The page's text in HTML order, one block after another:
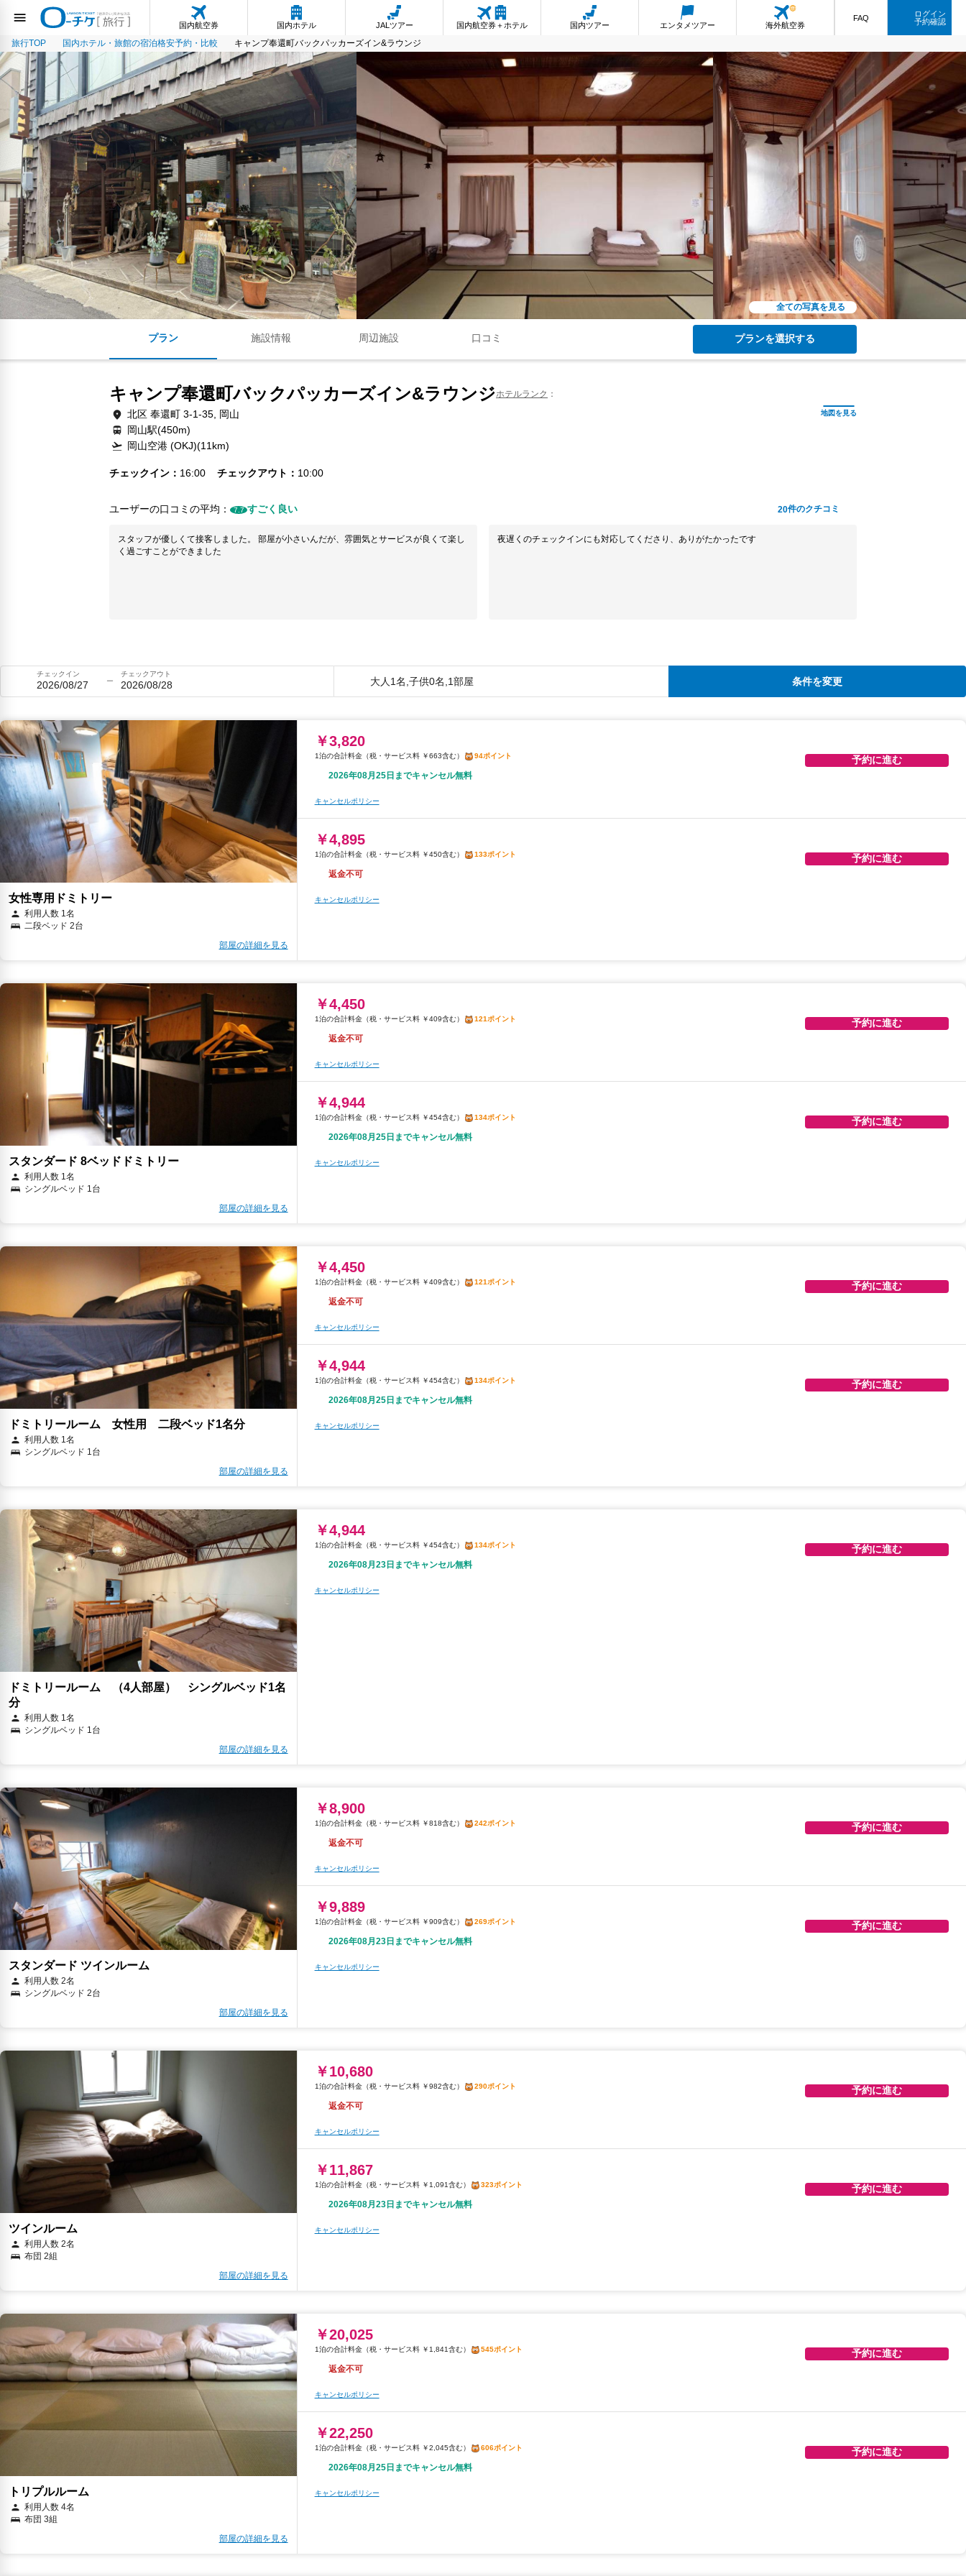
国内航空券 国内ホテル JALツアー 国内航空券＋ホテル 国内ツアー エンタメツアー 海外航空券
FAQ
ログイン
予約確認
旅行TOP 国内ホテル・旅館の宿泊格安予約・比較 キャンプ奉還町バックパッカーズイン&ラウンジ
全ての写真を見る
プラン 施設情報 周辺施設 口コミ プランを選択する
キャンプ奉還町バックパッカーズイン&ラウンジホテルランク
北区 奉還町 3-1-35, 岡山
岡山駅(450m)
岡山空港 (OKJ)(11km)
チェックイン 16:00 チェックアウト 10:00
ユーザーの口コミの平均： 7.7 すごく良い 20件のクチコミ
スタッフが優しくて接客しました。 部屋が小さいんだが、雰囲気とサービスが良くて楽し
く過ごすことができました
夜遅くのチェックインにも対応してくださり、ありがたかったです
チェックイン
2026/08/27
チェックアウト
2026/08/28 大人1名,子供0名,1部屋 条件を変更
女性専用ドミトリー
利用人数 1名
二段ベッド 2台
部屋の詳細を見る
￥3,820
税・サービス料 ￥663含む 94ポイント
2026年08月25日までキャンセル無料
キャンセルポリシー
予約に進む
￥4,895
税・サービス料 ￥450含む 133ポイント
返金不可
キャンセルポリシー
予約に進む
スタンダード 8ベッドドミトリー
利用人数 1名
シングルベッド 1台
部屋の詳細を見る
￥4,450
税・サービス料 ￥409含む 121ポイント
返金不可
キャンセルポリシー
予約に進む
￥4,944
税・サービス料 ￥454含む 134ポイント
2026年08月25日までキャンセル無料
キャンセルポリシー
予約に進む
ドミトリールーム 女性用 二段ベッド1名分
利用人数 1名
シングルベッド 1台
部屋の詳細を見る
￥4,450
税・サービス料 ￥409含む 121ポイント
返金不可
キャンセルポリシー
予約に進む
￥4,944
税・サービス料 ￥454含む 134ポイント
2026年08月25日までキャンセル無料
キャンセルポリシー
予約に進む
ドミトリールーム （4人部屋） シングルベッド1名
分
利用人数 1名
シングルベッド 1台
部屋の詳細を見る
￥4,944
税・サービス料 ￥454含む 134ポイント
2026年08月23日までキャンセル無料
キャンセルポリシー
予約に進む
スタンダード ツインルーム
利用人数 2名
シングルベッド 2台
部屋の詳細を見る
￥8,900
税・サービス料 ￥818含む 242ポイント
返金不可
キャンセルポリシー
予約に進む
￥9,889
税・サービス料 ￥909含む 269ポイント
2026年08月23日までキャンセル無料
キャンセルポリシー
予約に進む
ツインルーム
利用人数 2名
布団 2組
部屋の詳細を見る
￥10,680
税・サービス料 ￥982含む 290ポイント
返金不可
キャンセルポリシー
予約に進む
￥11,867
税・サービス料 ￥1,091含む 323ポイント
2026年08月23日までキャンセル無料
キャンセルポリシー
予約に進む
トリプルルーム
利用人数 4名
布団 3組
部屋の詳細を見る
￥20,025
税・サービス料 ￥1,841含む 545ポイント
返金不可
キャンセルポリシー
予約に進む
￥22,250
税・サービス料 ￥2,045含む 606ポイント
2026年08月25日までキャンセル無料
キャンセルポリシー
予約に進む